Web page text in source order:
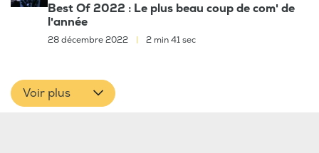
Best Of 2022 : Le plus beau coup de com' de
l'année
28 décembre 2022 | 2 min 41 sec
Voir plus